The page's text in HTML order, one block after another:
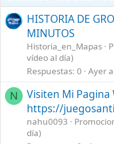
HISTORIA DE
MINUTOS
Historia_en_Mapas
vídeo al día)
Respuestas 0 Ayer
N
Visiten Mi Pagina
https://
nahu0093
día)